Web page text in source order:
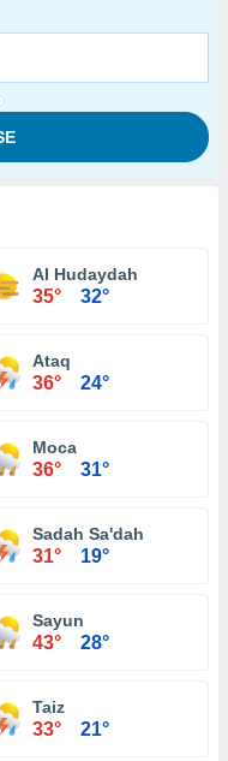
Al Hudaydah
35° 32°
Ataq
36° 24°
Moca
36° 31°
Sadah Sa'dah
31° 19°
Sayun
43° 28°
Taiz
33° 21°